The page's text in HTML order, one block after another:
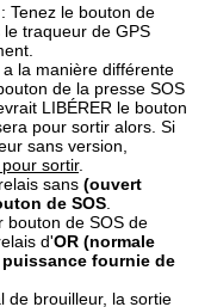
Tenez le bouton de
traqueur de GPS
la manière différente
de la presse SOS
LIBÉRER le bouton
pour sortir alors. Si
sans version,
sortir.
sans (ouvert
de SOS
bouton de SOS de
d'OR (normale
fournie de
de brouilleur, la sortie